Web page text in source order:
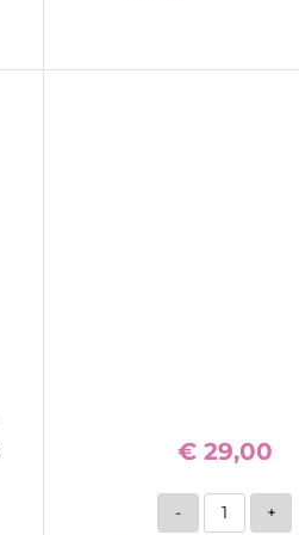
€ 29,00
Quantità